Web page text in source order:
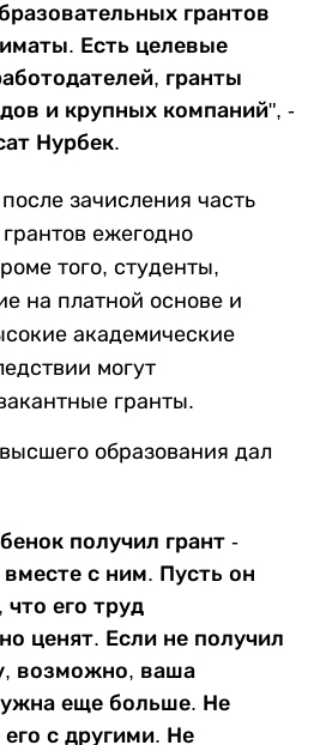
грантов
Есть целевые
гранты
и крупных компаний", -
Нурбек.
зачисления часть
ежегодно
того, студенты,
на платной основе и
академические
могут
гранты.
образования дал
получил грант -
вместе с ним. Пусть он
что его труд
ценят. Если не получил
возможно, ваша
еще больше. Не
с другими. Не